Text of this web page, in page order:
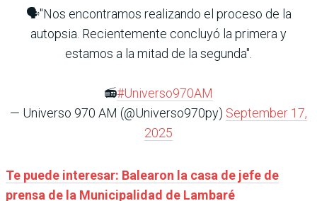
🗣️"Nos encontramos realizando el proceso de la
autopsia. Recientemente concluyó la primera y
estamos a la mitad de la segunda".
📻#Universo970AM
— Universo 970 AM (@Universo970py) September 17,
2025
Te puede interesar: Balearon la casa de jefe de
prensa de la Municipalidad de Lambaré